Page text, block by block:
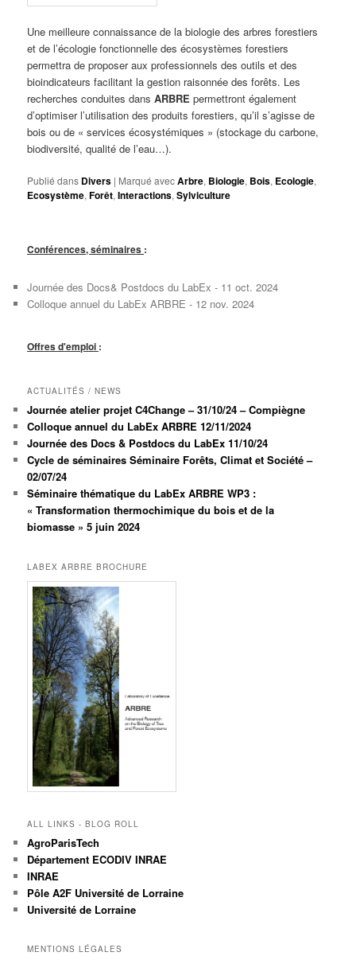
Une meilleure connaissance de la biologie des arbres forestiers
et de l’écologie fonctionnelle des écosystèmes forestiers
permettra de proposer aux professionnels des outils et des
bioindicateurs facilitant la gestion raisonnée des forêts. Les
recherches conduites dansARBRE permettront également
d’optimiser l’utilisation des produits forestiers, qu’il s’agisse de
bois ou de « services écosystémiques » (stockage du carbone,
biodiversité, qualité de l’eau…).
Publié dans Divers | Marqué avecArbre, Biologie, Bois, Ecologie,
Ecosystème,Forêt,Interactions,Sylviculture
Conférences, séminaires :
Journée des Docs& Postdocs du LabEx - 11 oct. 2024
Colloque annuel du LabEx ARBRE - 12 nov. 2024
Offres d'emploi :
ACTUALITÉS / NEWS
Journée atelier projet C4Change – 31/10/24 – Compiègne
Colloque annuel du LabEx ARBRE 12/11/2024
Journée des Docs & Postdocs du LabEx 11/10/24
Cycle de séminaires Séminaire Forêts, Climat et Société –
02/07/24
Séminaire thématique du LabEx ARBRE WP3 :
« Transformation thermochimique du bois et de la
biomasse » 5 juin 2024
LABEX ARBRE BROCHURE
ALL LINKS - BLOG ROLL
AgroParisTech
Département ECODIV INRAE
INRAE
Pôle A2F Université de Lorraine
Université de Lorraine
MENTIONS LÉGALES